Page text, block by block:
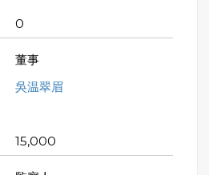
0
董事
吳温翠眉
15,000